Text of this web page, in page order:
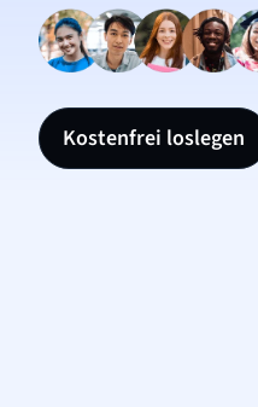
Kostenfrei loslegen